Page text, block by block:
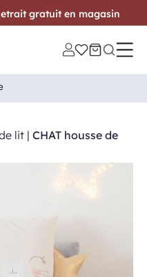
lit | CHAT housse de
gratuit en magasin